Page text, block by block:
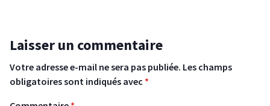
Laisser un commentaire
Votre adresse e-mail ne sera pas publiée. Les champs
obligatoires sont indiqués avec *